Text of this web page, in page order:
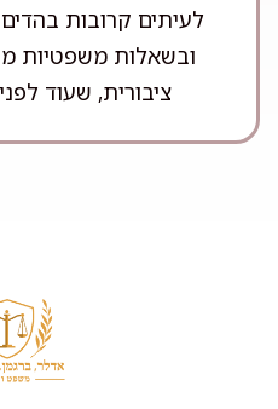
לעיתים קרובות
ובשאלות משפטיות
ציבורית, שעוד